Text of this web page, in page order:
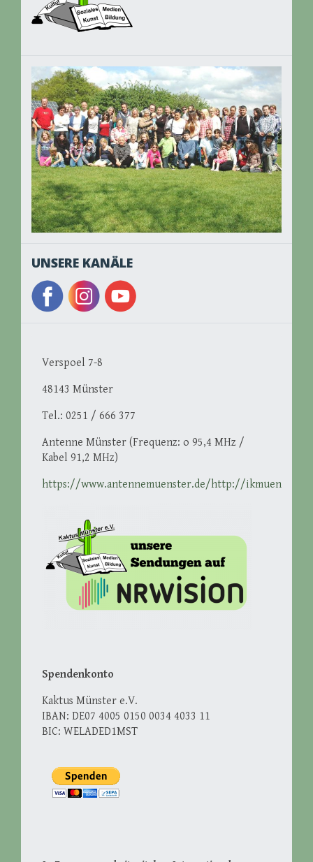
UNSERE KANÄLE
Verspoel 7-8
48143 Münster
Tel.: 0251 / 666 377
Antenne Münster (Frequenz: o 95,4 MHz /
Kabel 91,2 MHz)
https://www.antennemuenster.de/http://
Spendenkonto
Kaktus Münster e.V.
IBAN: DE07 4005 0150 0034 4033 11
BIC: WELADED1MST